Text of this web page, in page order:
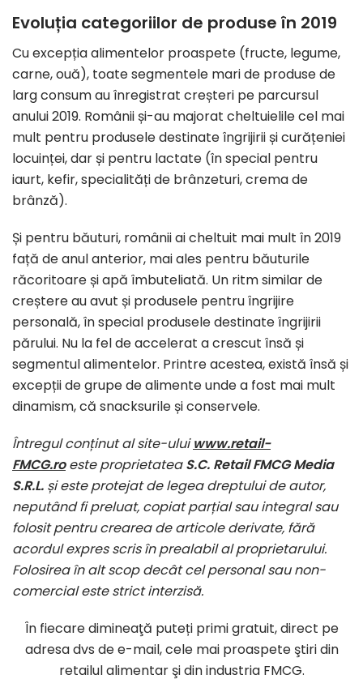
Evoluția categoriilor de produse în 2019
Cu excepția alimentelor proaspete (fructe, legume,
carne, ouă), toate segmentele mari de produse de
larg consum au înregistrat creșteri pe parcursul
anului 2019. Românii și-au majorat cheltuielile cel mai
mult pentru produsele destinate îngrijirii și curățeniei
locuinței, dar și pentru lactate (în special pentru
iaurt, kefir, specialități de brânzeturi, crema de
brânză).
Și pentru băuturi, românii ai cheltuit mai mult în 2019
față de anul anterior, mai ales pentru băuturile
răcoritoare și apă îmbuteliată. Un ritm similar de
creștere au avut și produsele pentru îngrijire
personală, în special produsele destinate îngrijirii
părului. Nu la fel de accelerat a crescut însă și
segmentul alimentelor. Printre acestea, există însă și
excepții de grupe de alimente unde a fost mai mult
dinamism, că snacksurile și conservele.
Întregul conținut al site-uluiwww.retail-
FMCG.roeste proprietateaS.C. Retail FMCG Media
S.R.L. și este protejat de legea dreptului de autor,
neputând fi preluat, copiat parțial sau integral sau
folosit pentru crearea de articole derivate, fără
acordul expres scris în prealabil al proprietarului.
Folosirea în alt scop decât cel personal sau non-
comercial este strict interzisă.
În fiecare dimineaţă puteți primi gratuit, direct pe
adresa dvs de e-mail, cele mai proaspete ştiri din
retailul alimentar şi din industria FMCG.